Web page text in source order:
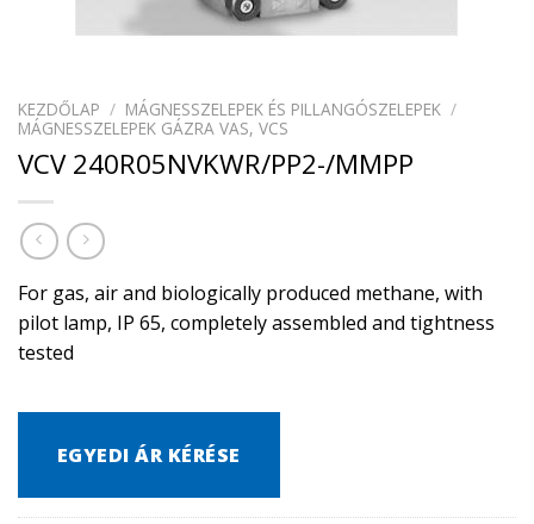
KEZDŐLAP / MÁGNESSZELEPEK ÉS PILLANGÓSZELEPEK /
MÁGNESSZELEPEK GÁZRA VAS, VCS
VCV 240R05NVKWR/PP2-/MMPP
For gas, air and biologically produced methane, with
pilot lamp, IP 65, completely assembled and tightness
tested
EGYEDI ÁR KÉRÉSE